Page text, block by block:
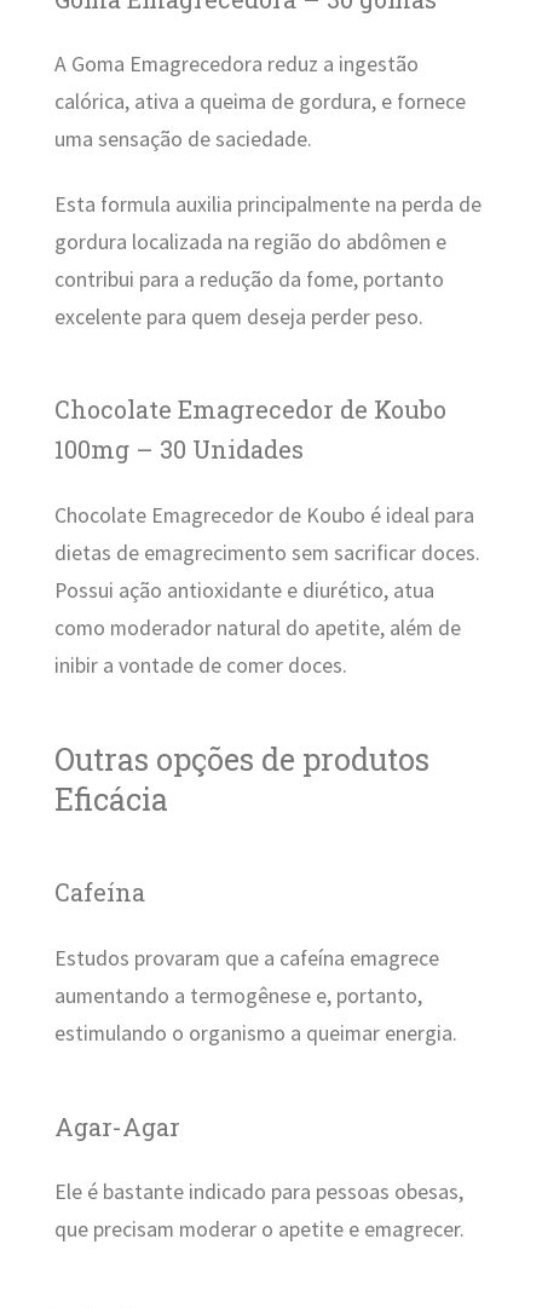
A Goma Emagrecedora reduz a ingestão
calórica, ativa a queima de gordura, e fornece
uma sensação de saciedade.
Esta formula auxilia principalmente na perda de
gordura localizada na região do abdômen e
contribui para a redução da fome, portanto
excelente para quem deseja perder peso.
Chocolate Emagrecedor de Koubo
100mg – 30 Unidades
Chocolate Emagrecedor de Koubo é ideal para
dietas de emagrecimento sem sacrificar doces.
Possui ação antioxidante e diurético, atua
como moderador natural do apetite, além de
inibir a vontade de comer doces.
Outras opções de produtos
Eficácia
Cafeína
Estudos provaram que a cafeína emagrece
aumentando a termogênese e, portanto,
estimulando o organismo a queimar energia.
Agar-Agar
Ele é bastante indicado para pessoas obesas,
que precisam moderar o apetite e emagrecer.